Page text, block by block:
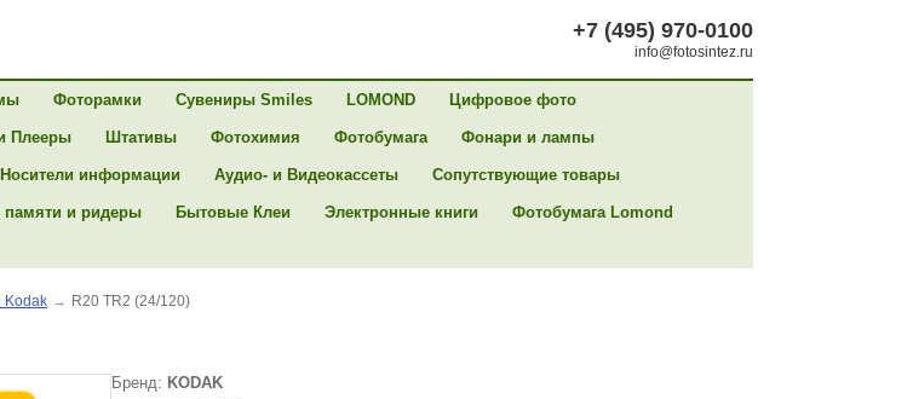
+7 (495) 970-0100
info@fotosintez.ru
Фоторамки Сувениры Smiles LOMOND Цифровое фото
Плееры Штативы Фотохимия Фотобумага Фонари и лампы
Носители информации Аудио- и Видеокассеты Сопутствующие товары
памяти и ридеры Бытовые Клеи Электронные книги Фотобумага Lomond
Kodak → R20 TR2 (24/120)
Бренд: KODAK